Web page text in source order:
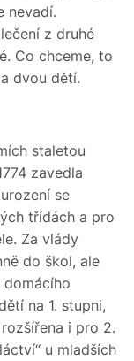
nevadí.
z druhé
Co chceme, to
dvou dětí.
staletou
zavedla
se
třídách a pro
Za vlády
do škol, ale
na 1. stupni,
i pro 2.
u mladších